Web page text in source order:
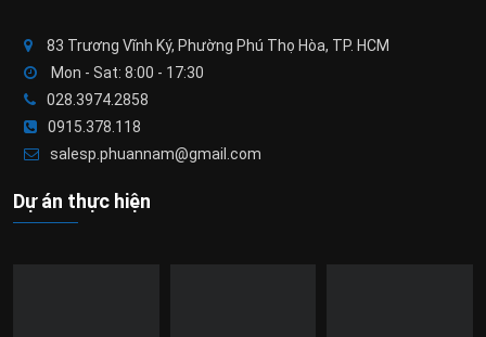
83 Trương Vĩnh Ký, Phường Phú Thọ Hòa, TP. HCM
Mon - Sat: 8:00 - 17:30
028.3974.2858
0915.378.118
salesp.phuannam@gmail.com
Dự án thực hiện